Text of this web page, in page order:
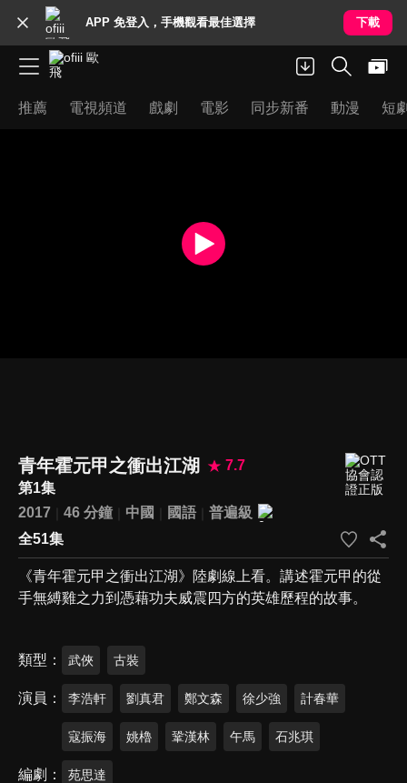
APP 免登入，手機觀看最佳選擇 下載
推薦 電視頻道 戲劇 電影 同步新番 動漫 短
青年霍元甲之衝出江湖
7.7
第1集
2017
46 分鐘 中國 國語
普遍級
全51集
《青年霍元甲之衝出江湖》陸劇線上看。講述霍元甲的從
手無縛雞之力到憑藉功夫威震四方的英雄歷程的故事。
類型 武俠 古裝
演員 李浩軒 劉真君 鄭文森 徐少強 計春華
寇振海 姚櫓 鞏漢林 午馬 石兆琪
編劇 苑思達